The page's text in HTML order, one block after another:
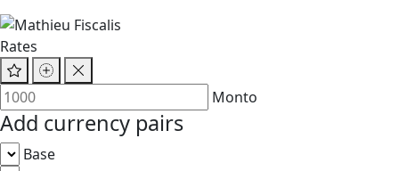
Rates
Monto
Add currency pairs
Base